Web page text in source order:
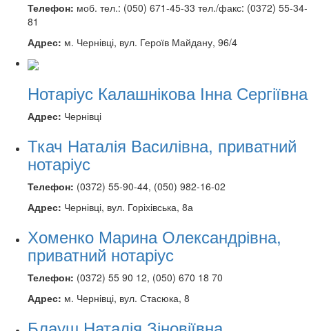
Телефон: моб. тел.: (050) 671-45-33 тел./факс: (0372) 55-34-
81
Адрес: м. Чернівці, вул. Героїв Майдану, 96/4
Нотаріус Калашнікова Інна Сергіївна
Адрес: Чернівці
Ткач Наталія Василівна, приватний
нотаріус
Телефон: (0372) 55-90-44, (050) 982-16-02
Адрес: Чернівці, вул. Горіхівська, 8а
Хоменко Марина Олександрівна,
приватний нотаріус
Телефон: (0372) 55 90 12, (050) 670 18 70
Адрес: м. Чернівці, вул. Стасюка, 8